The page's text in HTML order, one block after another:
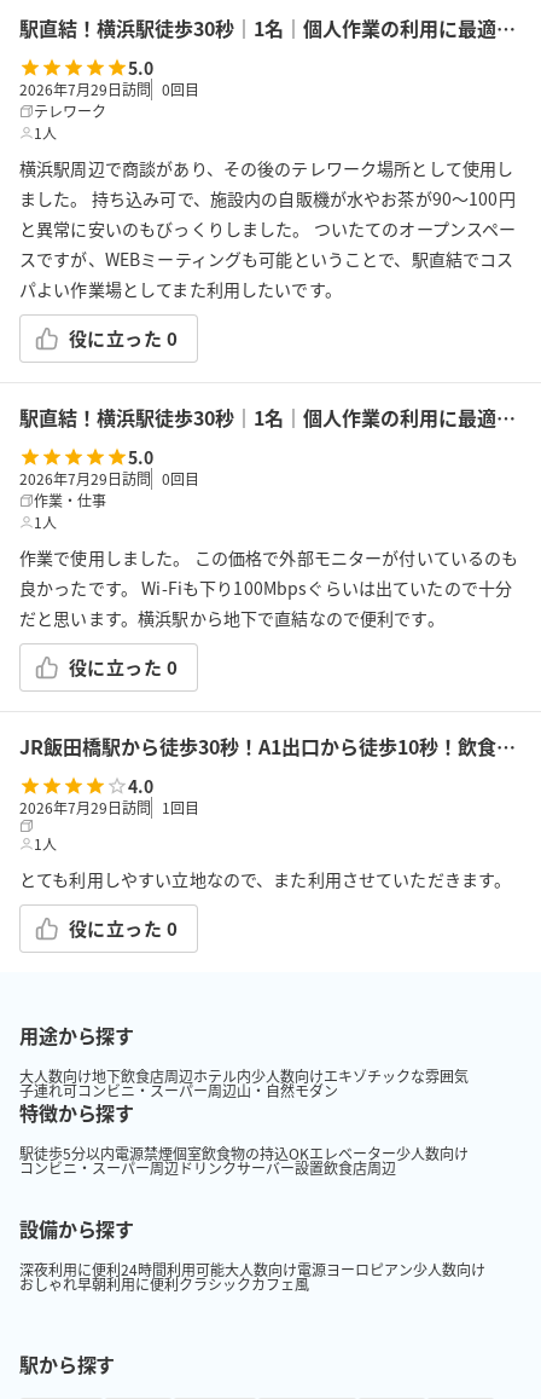
駅直結！横浜駅徒歩30秒｜1名｜個人作業の利用に最適！エキニア横浜｜5階ハマポート「コワーキングスペース」B
5.0
2026年7月29日訪問 0回目
テレワーク
1人
横浜駅周辺で商談があり、その後のテレワーク場所として使用し
ました。 持ち込み可で、施設内の自販機が水やお茶が90〜100円
と異常に安いのもびっくりしました。 ついたてのオープンスペー
スですが、WEBミーティングも可能ということで、駅直結でコス
パよい作業場としてまた利用したいです。
役に立った 0
駅直結！横浜駅徒歩30秒｜1名｜個人作業の利用に最適！エキニア横浜｜5階ハマポート「コワーキングスペース」A
5.0
2026年7月29日訪問 0回目
作業・仕事
1人
作業で使用しました。 この価格で外部モニターが付いているのも
良かったです。 Wi-Fiも下り100Mbpsぐらいは出ていたので十分
だと思います。横浜駅から地下で直結なので便利です。
役に立った 0
JR飯田橋駅から徒歩30秒！A1出口から徒歩10秒！飲食持込可!高速Wi-Fi!会議/ボドゲ/推し活/女子会/サロン/控室などで利用可能!貸会議室KS6飯田橋★
4.0
2026年7月29日訪問 1 回目
1人
とても利用しやすい立地なので、また利用させていただきます。
役に立った 0
用途から探す
大人数向け地下飲食店周辺ホテル内少人数向けエキゾチックな雰囲気
子連れ可コンビニ・スーパー周辺山・自然モダン
特徴から探す
駅徒歩5分以内電源禁煙個室飲食物の持込OKエレベーター少人数向け
コンビニ・スーパー周辺ドリンクサーバー設置飲食店周辺
設備から探す
深夜利用に便利24時間利用可能大人数向け電源ヨーロピアン少人数向け
おしゃれ早朝利用に便利クラシックカフェ風
駅から探す